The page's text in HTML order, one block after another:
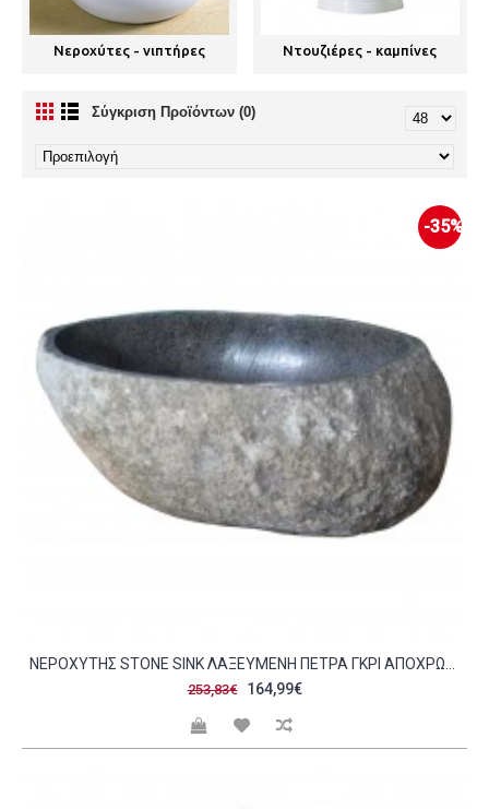
Νεροχύτες - νιπτήρες Ντουζιέρες - καμπίνες
Σύγκριση Προϊόντων (0)
-35%
253,83€ 164,99€